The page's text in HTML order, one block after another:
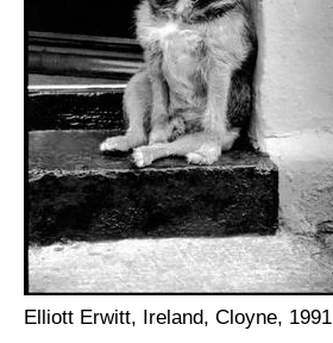
Elliott Erwitt, Ireland, Cloyne, 1991